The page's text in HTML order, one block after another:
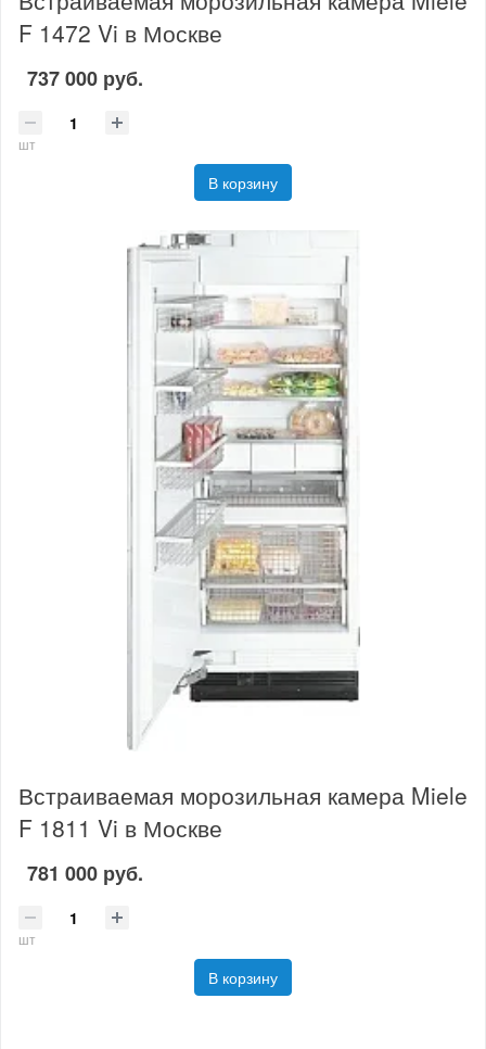
F 1472 Vi в Москве
737 000 руб.
шт
В корзину
Встраиваемая морозильная камера Miele
F 1811 Vi в Москве
781 000 руб.
шт
В корзину